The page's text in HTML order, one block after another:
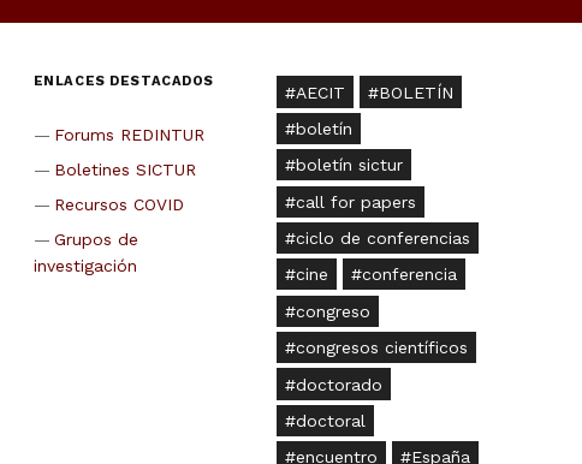
ENLACES DESTACADOS
Forums REDINTUR
Boletines SICTUR
Recursos COVID
Grupos de
investigación
AECIT
BOLETÍN
boletín
boletín sictur
call for papers
ciclo de conferencias
cine
conferencia
congreso
congresos científicos
doctorado
doctoral
encuentro
España